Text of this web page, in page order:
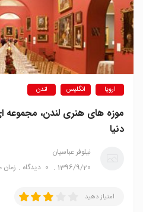
اروپا انگلیس لندن
موزه های هنری لندن، مجموعه
دنیا
نیلوفر عباسیان
1396/9/20
0 دیدگاه زمان
امتیاز دهید